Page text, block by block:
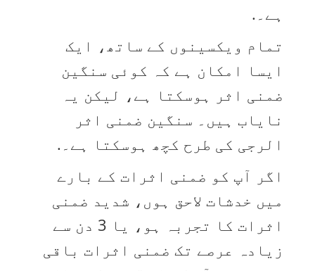
ہے۔.
تمام ویکسینوں کے ساتھ، ایک
ایسا امکان ہے کہ کوئی سنگین
ضمنی اثر ہوسکتا ہے، لیکن یہ
نایاب ہیں۔ سنگین ضمنی اثر
الرجی کی طرح کچھ ہوسکتا ہے۔.
اگر آپ کو ضمنی اثرات کے بارے
میں خدشات لاحق ہوں، شدید ضمنی
اثرات کا تجربہ ہو، یا 3 دن سے
زیادہ عرصے تک ضمنی اثرات باقی